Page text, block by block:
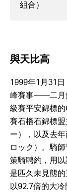
組合）
與天比高
1999年1月31
峰賽事——二月
級賽平安錦標
賽石榴石錦標
ー），以及去
ロック）。騎
策騎聘約，用
是匹久未見態
以92.7倍的大冷